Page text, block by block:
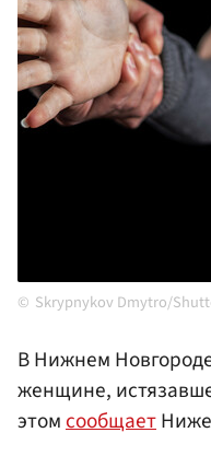
Skrypnykov Dmytro/
В Нижнем
женщине,
этомсообщает